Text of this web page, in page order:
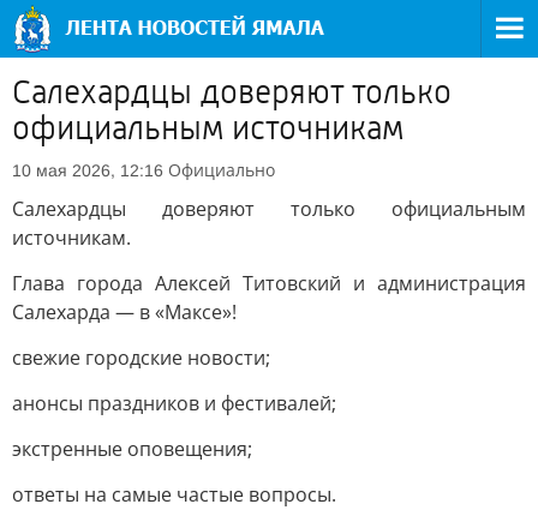
Салехардцы доверяют только
официальным источникам
10 мая 2026, 12:16 Официально
Салехардцы доверяют только официальным
источникам.
Глава города Алексей Титовский и администрация
Салехарда — в «Максе»!
свежие городские новости;
анонсы праздников и фестивалей;
экстренные оповещения;
ответы на самые частые вопросы.